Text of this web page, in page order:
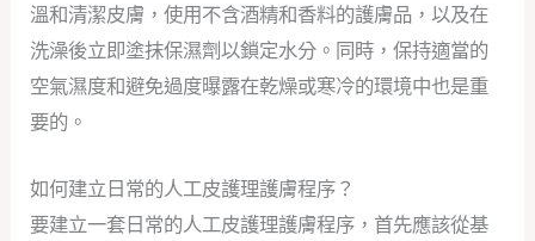
溫和清潔皮膚，使用不含酒精和香料的護膚品，以及在
洗澡後立即塗抹保濕劑以鎖定水分。同時，保持適當的
空氣濕度和避免過度曝露在乾燥或寒冷的環境中也是重
要的。
如何建立日常的人工皮護理護膚程序？
要建立一套日常的人工皮護理護膚程序，首先應該從基